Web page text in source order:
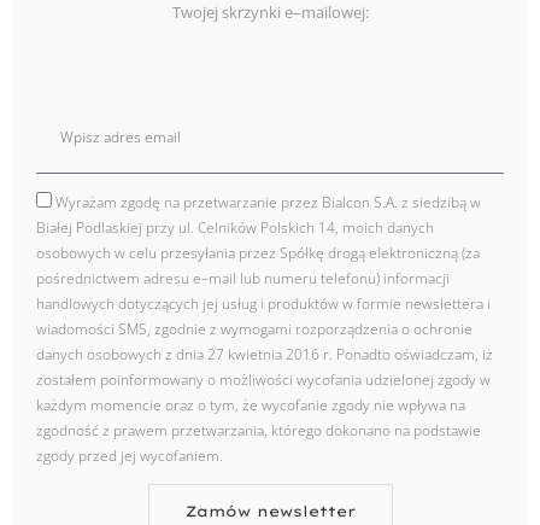
Twojej skrzynki e–mailowej:
zgodaWyrażam zgodę na przetwarzanie przez Bialcon S.A. z siedzibą w
Białej Podlaskiej przy ul. Celników Polskich 14, moich danych
osobowych w celu przesyłania przez Spółkę drogą elektroniczną (za
pośrednictwem adresu e–mail lub numeru telefonu) informacji
handlowych dotyczących jej usług i produktów w formie newslettera i
wiadomości SMS, zgodnie z wymogami rozporządzenia o ochronie
danych osobowych z dnia 27 kwietnia 2016 r. Ponadto oświadczam, iż
zostałem poinformowany o możliwości wycofania udzielonej zgody w
każdym momencie oraz o tym, że wycofanie zgody nie wpływa na
zgodność z prawem przetwarzania, którego dokonano na podstawie
zgody przed jej wycofaniem.
Zamów newsletter